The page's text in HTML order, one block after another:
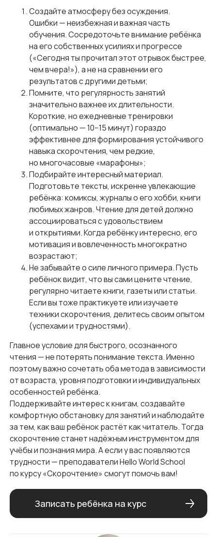
Создайте атмосферу без осуждения.
Ошибки — неизбежная и важная часть
обучения. Сосредоточьте внимание ребёнка
на его собственных усилиях и прогрессе
(«Сегодня ты прочитал этот отрывок быстрее,
чем вчера!»), а не на сравнении его
результатов с другими детьми;
Помните, что регулярность занятий
значительно важнее их длительности.
Короткие, но ежедневные тренировки
(оптимально — 10−15 минут) гораздо
эффективнее для формирования устойчивого
навыка скорочтения, чем редкие,
но многочасовые «марафоны»;
Подбирайте интересный материал.
Подготовьте тексты, искренне увлекающие
ребёнка: комиксы, журналы о его хобби, книги
любимых жанров. Чтение для детей должно
ассоциироваться с удовольствием
и открытиями. Когда ребёнку интересно, его
мотивация и вовлеченность многократно
возрастают;
Не забывайте о силе личного примера. Пусть
ребёнок видит, что вы сами цените чтение,
регулярно читаете книги, газеты или статьи.
Если вы тоже практикуете или изучаете
техники скорочтения, делитесь своим опытом
(успехами и трудностями).
Главное условие для быстрого, осознанного
чтения — не потерять понимание текста. Именно
поэтому важно сочетать оба метода в зависимости
от возраста, уровня подготовки и индивидуальных
особенностей ребёнка.
Поддерживайте интерес к книгам, создавайте
комфортную обстановку для занятий и наблюдайте
за тем, как ваш ребёнок растёт как читатель. Тогда
скорочтение станет надёжным инструментом для
учёбы и познания мира. А если у вас появляются
трудности — преподаватели Hello World School
по курсу «Скорочтение» смогут помочь вам!
Записать ребёнка на курс